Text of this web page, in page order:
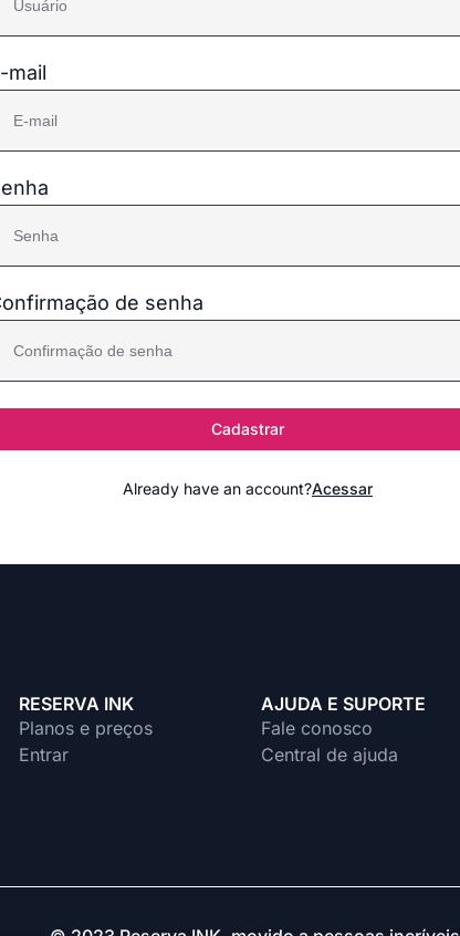
mail
de senha
Cadastrar
Already have an account?Acessar
RESERVA INK
Planos e preços
Entrar
AJUDA E SUPORTE
Fale conosco
Central de ajuda